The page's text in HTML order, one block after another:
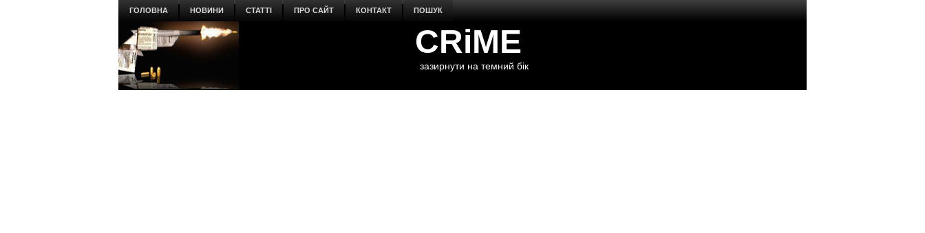
ГОЛОВНА НОВИНИ СТАТТІ ПРО САЙТ КОНТАКТ ПОШУК
CRiME
зазирнути на темний бік